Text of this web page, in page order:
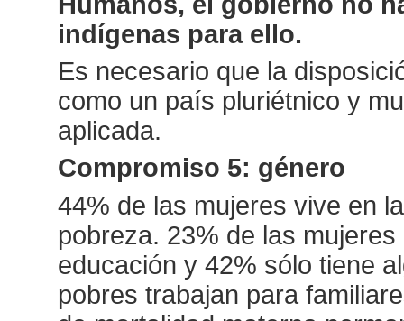
indígenas para ello.
Es necesario que la
como un país pluriétnico y
aplicada.
Compromiso 5: género
44% de las mujeres vive en
pobreza. 23% de las
educación y 42% sólo tiene
pobres trabajan para